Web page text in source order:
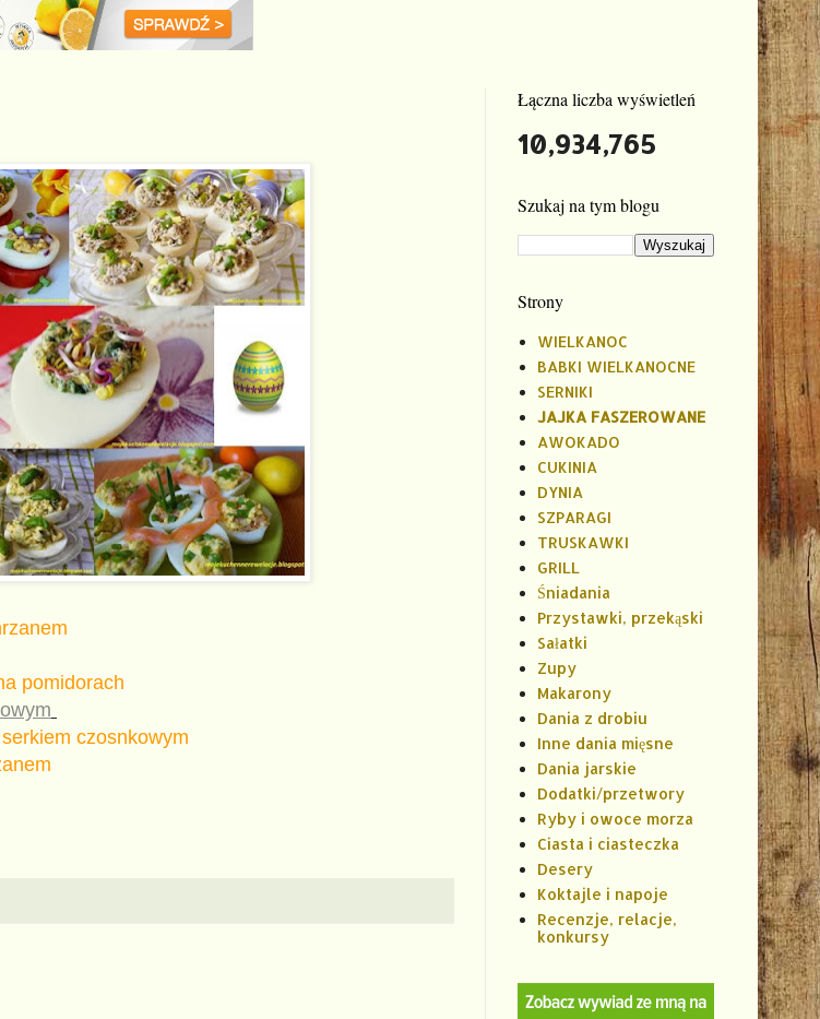
pomidorach
czosnkowym
Łączna liczba wyświetleń
10,934,765
Szukaj na tym blogu
Strony
WIELKANOC
BABKI WIELKANOCNE
SERNIKI
JAJKA FASZEROWANE
AWOKADO
CUKINIA
DYNIA
SZPARAGI
TRUSKAWKI
GRILL
Śniadania
Przystawki, przekąski
Sałatki
Zupy
Makarony
Dania z drobiu
Inne dania mięsne
Dania jarskie
Dodatki/przetwory
Ryby i owoce morza
Ciasta i ciasteczka
Desery
Koktajle i napoje
Recenzje, relacje,
konkursy